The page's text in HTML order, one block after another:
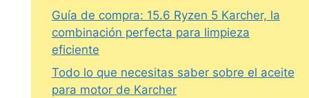
Guía de compra: 15.6 Ryzen 5 Karcher, la
combinación perfecta para limpieza
eficiente
Todo lo que necesitas saber sobre el aceite
para motor de Karcher